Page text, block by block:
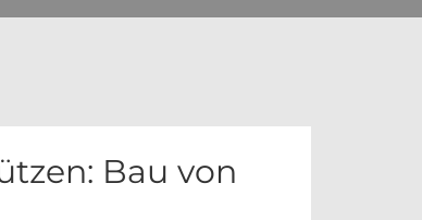
Bau von